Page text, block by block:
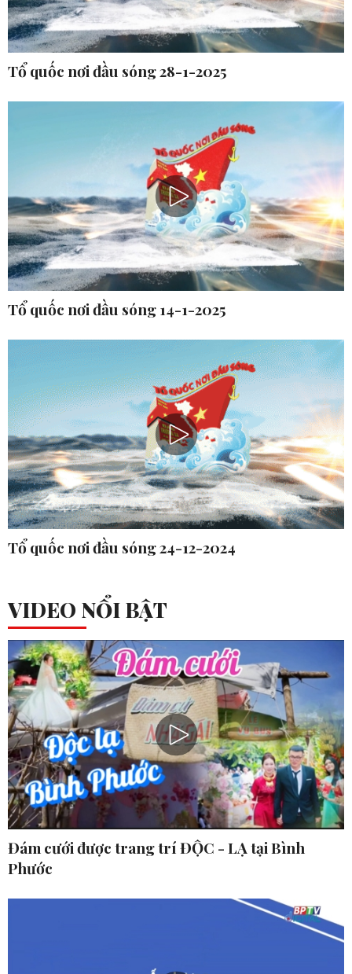
Tổ quốc nơi đầu sóng 28-1-2025
Tổ quốc nơi đầu sóng 14-1-2025
Tổ quốc nơi đầu sóng 24-12-2024
VIDEO NỔI BẬT
Đám cưới được trang trí ĐỘC - LẠ tại Bình
Phước